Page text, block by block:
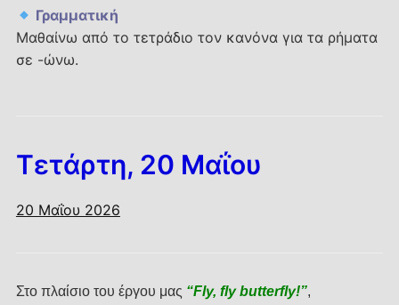
Γραμματική
Μαθαίνω από το τετράδιο τον κανόνα για τα ρήματα
σε -ώνω.
Τετάρτη, 20 Μαΐου
20 Μαΐου 2026
Στο πλαίσιο του έργου μας “Fly, fly butterfly!”,